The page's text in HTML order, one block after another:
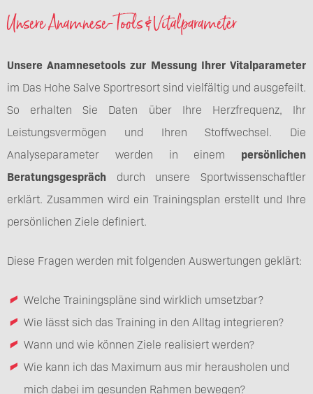
Unsere Anamnese-Tools & Vitalparameter
Unsere Anamnesetools zur Messung Ihrer Vitalparameter
im Das Hohe Salve Sportresort sind vielfältig und ausgefeilt.
So erhalten Sie Daten über Ihre Herzfrequenz, Ihr
Leistungsvermögen und Ihren Stoffwechsel. Die
Analyseparameter werden in einem persönlichen
Beratungsgespräch durch unsere Sportwissenschaftler
erklärt. Zusammen wird ein Trainingsplan erstellt und Ihre
persönlichen Ziele definiert.
Diese Fragen werden mit folgenden Auswertungen geklärt:
Welche Trainingspläne sind wirklich umsetzbar?
Wie lässt sich das Training in den Alltag integrieren?
Wann und wie können Ziele realisiert werden?
Wie kann ich das Maximum aus mir herausholen und
mich dabei im gesunden Rahmen bewegen?